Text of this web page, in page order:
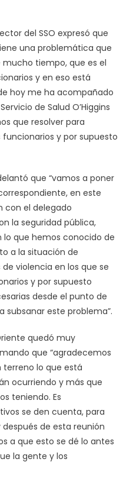
del SSO expresó que
una problemática que
tiempo, que es el
y en eso está
hoy me ha acompañado
de Salud O’Higgins
que resolver para
y por supuesto
que “vamos a poner
en este
con el delegado
la seguridad pública,
que hemos conocido de
a la situación de
violencia en los que se
y por supuesto
desde el punto de
subsanar este problema”.
quedó muy
que “agradecemos
terreno lo que está
ocurriendo y más que
teniendo. Es
se den cuenta, para
de esta reunión
a que esto se dé lo antes
la gente y los